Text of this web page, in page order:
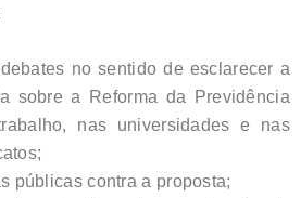
no sentido de esclarecer a
sobre a Reforma da Previdência
nas universidades e nas
públicas contra a proposta;